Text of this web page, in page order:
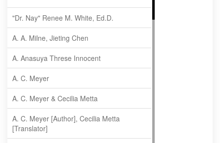
"Dr. Nay" Renee M. White, Ed.D.
A. A. Milne, Jieting Chen
A. Anasuya Threse Innocent
A. C. Meyer
A. C. Meyer & Cecilia Metta
A. C. Meyer [Author], Cecilia Metta
[Translator]